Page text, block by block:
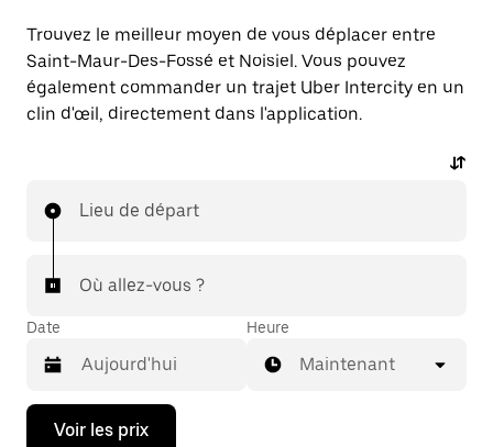
Trouvez le meilleur moyen de vous déplacer entre
Saint-Maur-Des-Fossé et Noisiel. Vous pouvez
également commander un trajet Uber Intercity en un
clin d'œil, directement dans l'application.
Lieu de départ
Où allez-vous ?
Date
Appuyez
Heure
Maintenant
Voir les prix